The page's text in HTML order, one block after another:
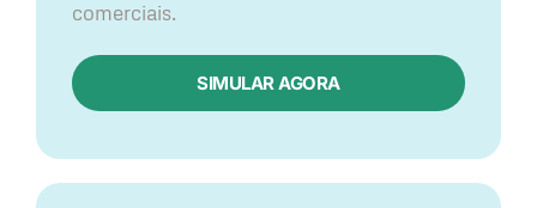
comerciais.
SIMULAR AGORA